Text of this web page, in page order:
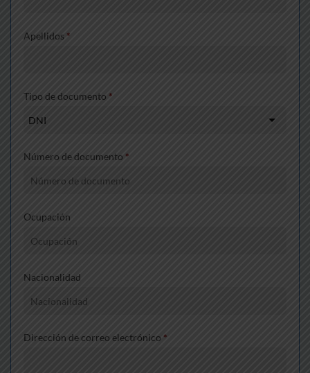
Apellidos*
Tipo de documento *
Número de documento *
Ocupación
Nacionalidad
Dirección de correo electrónico *